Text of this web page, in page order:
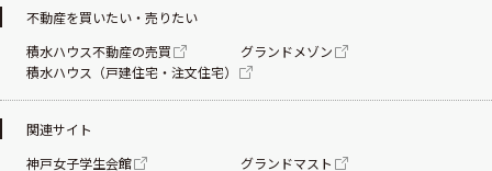
不動産を買いたい・売りたい
積水ハウス不動産の売買
グランドメゾン
積水ハウス（戸建住宅・注文住宅）
関連サイト
神戸女子学生会館
グランドマスト